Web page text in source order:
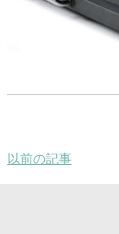
以前の記事